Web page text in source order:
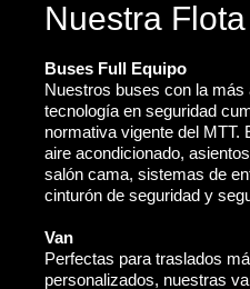
Nuestra Flota
Buses Full Equipo
Nuestros buses con la más
tecnología en seguridad
normativa vigente del MTT.
aire acondicionado,
salón cama, sistemas de
cinturón de seguridad y
Van
Perfectas para traslados
personalizados, nuestras